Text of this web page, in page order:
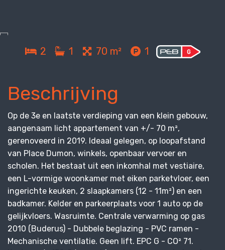
2 1 70 m² 1
Beschrijving
Op de 3e en laatste verdieping van een klein gebouw,
aangenaam licht appartement van +/- 70 m²,
gerenoveerd in 2019. Ideaal gelegen, op loopafstand
van Place Dumon, winkels, openbaar vervoer en
scholen. Het bestaat uit een inkomhal met vestiaire,
een L-vormige woonkamer met eiken parketvloer, een
ingerichte keuken, 2 slaapkamers (12 - 11m²) en een
badkamer. Kelder en parkeerplaats voor 1 auto op de
gelijkvloers. Wasruimte. Centrale verwarming op gas
2010 (Buderus) - Dubbele beglazing - PVC ramen -
Mechanische ventilatie. Geen lift. EPC G - CO² 71.